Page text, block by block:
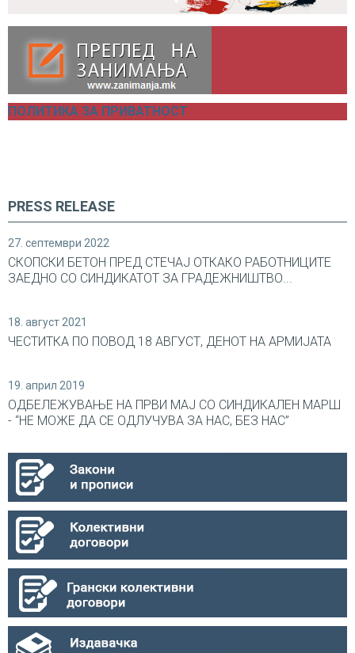
ПОЛИТИКА ЗА ПРИВАТНОСТ
PRESS RELEASE
27. септември 2022
СКОПСКИ БЕТОН ПРЕД СТЕЧАЈ ОТКАКО РАБОТНИЦИТЕ
ЗАЕДНО СО СИНДИКАТОТ ЗА ГРАДЕЖНИШТВО...
18. август 2021
ЧЕСТИТКА ПО ПОВОД 18 АВГУСТ, ДЕНОТ НА АРМИЈАТА
19. април 2019
ОДБЕЛЕЖУВАЊЕ НА ПРВИ МАЈ СО СИНДИКАЛEН МАРШ
- “НЕ МОЖЕ ДА СЕ ОДЛУЧУВА ЗА НАС, БЕЗ НАС”